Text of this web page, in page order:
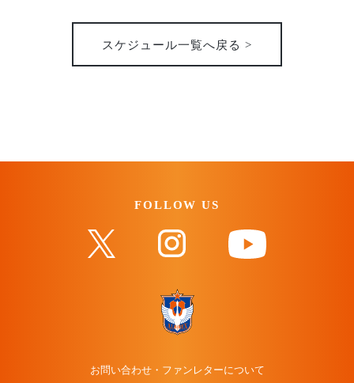
スケジュール一覧へ戻る >
FOLLOW US
お問い合わせ・ファンレターについて